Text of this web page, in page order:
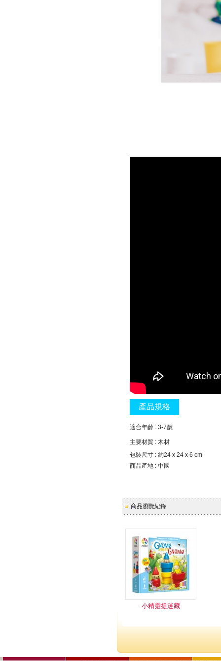
產品規格
適合年齡 : 3-7歲
主要材質 : 木材
包裝尺寸 : 約24 x 24 x 6 cm
商品產地 : 中國
商品瀏覽紀錄
小精靈捉迷藏